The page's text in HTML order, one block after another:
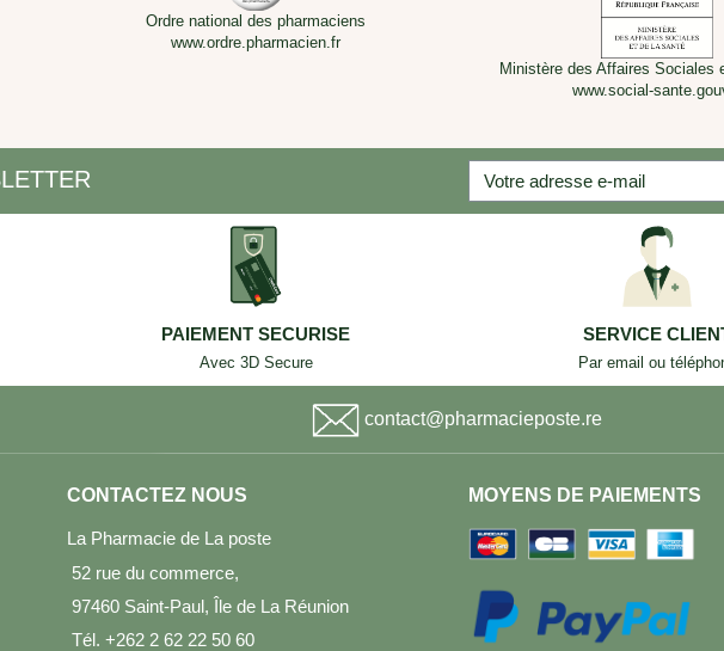
Ordre national des pharmaciens
www.ordre.pharmacien.fr
Ministère des Affaires Sociales
www.social-
PAIEMENT SECURISE
Avec 3D Secure
SERVICE
Par email ou
contact@pharmacieposte.re
CONTACTEZ NOUS
La Pharmacie de La poste
52 rue du commerce,
97460 Saint-Paul, Île de La Réunion
Tél. +262 2 62 22 50 60
MOYENS DE PAIEMENTS